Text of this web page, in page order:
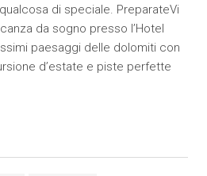
di speciale. PreparateVi
da sogno presso l’Hotel
paesaggi delle dolomiti con
d’estate e piste perfette